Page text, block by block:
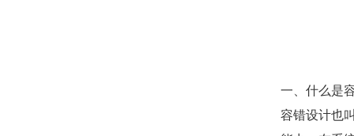
一、什么是
容错设计也